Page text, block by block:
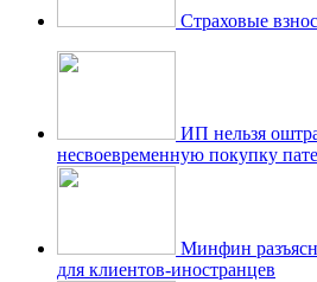
Страховые
ИП нельзя
несвоевременную покупку
Минфин
для клиентов-иностранцев